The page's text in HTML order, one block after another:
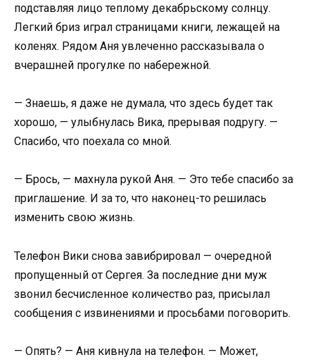
подставляя лицо теплому декабрьскому солнцу.
Легкий бриз играл страницами книги, лежащей на
коленях. Рядом Аня увлеченно рассказывала о
вчерашней прогулке по набережной.
— Знаешь, я даже не думала, что здесь будет так
хорошо, — улыбнулась Вика, прерывая подругу. —
Спасибо, что поехала со мной.
— Брось, — махнула рукой Аня. — Это тебе спасибо за
приглашение. И за то, что наконец-то решилась
изменить свою жизнь.
Телефон Вики снова завибрировал — очередной
пропущенный от Сергея. За последние дни муж
звонил бесчисленное количество раз, присылал
сообщения с извинениями и просьбами поговорить.
— Опять? — Аня кивнула на телефон. — Может,